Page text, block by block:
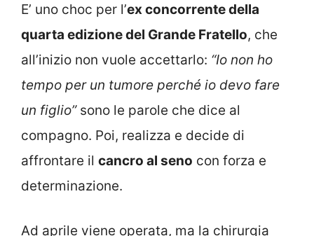
E’ uno choc per l’ex concorrente della
quarta edizione del Grande Fratello, che
all’inizio non vuole accettarlo: “Io non ho
tempo per un tumore perché io devo fare
un figlio”sono le parole che dice al
compagno. Poi, realizza e decide di
affrontare il cancro al seno con forza e
determinazione.
Ad aprile viene operata, ma la chirurgia